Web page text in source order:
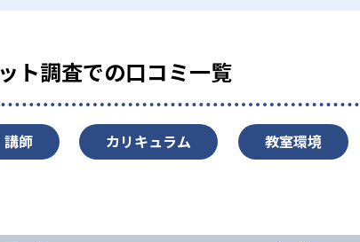
ト調査での口コミ一覧
講師 カリキュラム 教室環境